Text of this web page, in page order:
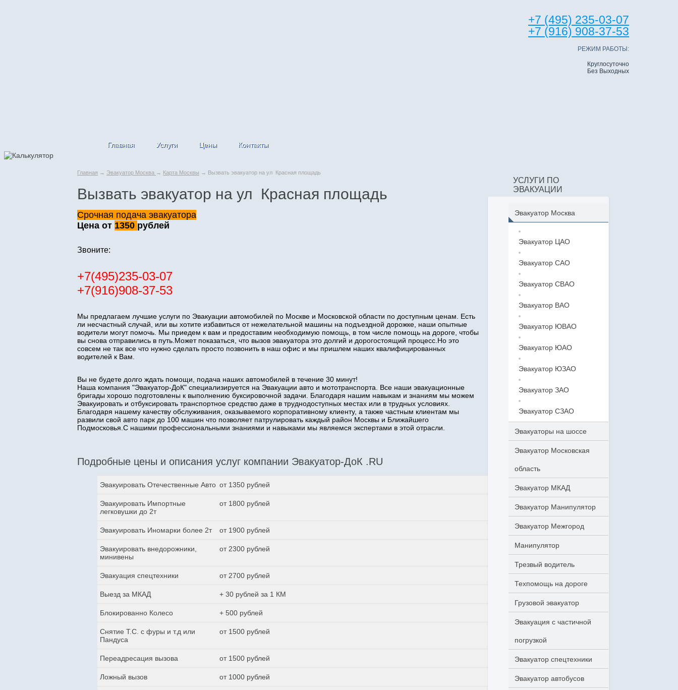
+7 (495) 235-03-07
+7 (916) 908-37-53
РЕЖИМ РАБОТЫ:
Круглосуточно
Без Выходных
Главная Услуги Цены Контакты
Главная → Эвакуатор Москва → Карта Москвы → Вызвать эвакуатор на ул Красная площадь
Вызвать эвакуатор на ул Красная площадь
Срочная подача эвакуатора
Цена от 1350 рублей
Звоните:
+7(495)235-03-07
+7(916)908-37-53
Мы предлагаем лучшие услуги по Эвакуации автомобилей по Москве и Московской области по доступным ценам. Есть
ли несчастный случай, или вы хотите избавиться от нежелательной машины на подъездной дорожке, наши опытные
водители могут помочь. Мы приедем к вам и предоставим необходимую помощь, в том числе помощь на дороге, чтобы
вы снова отправились в путь.Может показаться, что вызов эвакуатора это долгий и дорогостоящий процесс.Но это
совсем не так все что нужно сделать просто позвонить в наш офис и мы пришлем наших квалифицированных
водителей к Вам.
Вы не будете долго ждать помощи, подача наших автомобилей в течение 30 минут!
Наша компания "Эвакуатор-ДоК" специализируется на Эвакуации авто и мототранспорта. Все наши эвакуационные
бригады хорошо подготовлены к выполнению буксировочной задачи. Благодаря нашим навыкам и знаниям мы можем
Эвакуировать и отбуксировать транспортное средство даже в труднодоступных местах или в трудных условиях.
Благодаря нашему качеству обслуживания, оказываемого корпоративному клиенту, а также частным клиентам мы
развили свой авто парк до 100 машин что позволяет патрулировать каждый район Москвы и Ближайшего
Подмосковья.С нашими профессиональными знаниями и навыками мы являемся экспертами в этой отрасли.
Подробные цены и описания услуг компании Эвакуатор-ДоК .RU
Эвакуировать Отечественные Авто от 1350 рублей
Эвакуировать Импортные
легковушки до 2т
от 1800 рублей
Эвакуировать Иномарки более 2т от 1900 рублей
Эвакуировать внедорожники,
минивены
от 2300 рублей
Эвакуация спецтехники от 2700 рублей
Выезд за МКАД + 30 рублей за 1 КМ
Блокированно Колесо + 500 рублей
Снятие Т.С. с фуры и т.д или
Пандуса
от 1500 рублей
Переадресация вызова от 1500 рублей
Ложный вызов от 1000 рублей
УСЛУГИ ПО
ЭВАКУАЦИИ
Эвакуатор Москва
Эвакуатор ЦАО
Эвакуатор САО
Эвакуатор СВАО
Эвакуатор ВАО
Эвакуатор ЮВАО
Эвакуатор ЮАО
Эвакуатор ЮЗАО
Эвакуатор ЗАО
Эвакуатор СЗАО
Эвакуаторы на шоссе
Эвакуатор Московская
область
Эвакуатор МКАД
Эвакуатор Манипулятор
Эвакуатор Межгород
Манипулятор
Трезвый водитель
Техпомощь на дороге
Грузовой эвакуатор
Эвакуация с частичной
погрузкой
Эвакуатор спецтехники
Эвакуатор автобусов